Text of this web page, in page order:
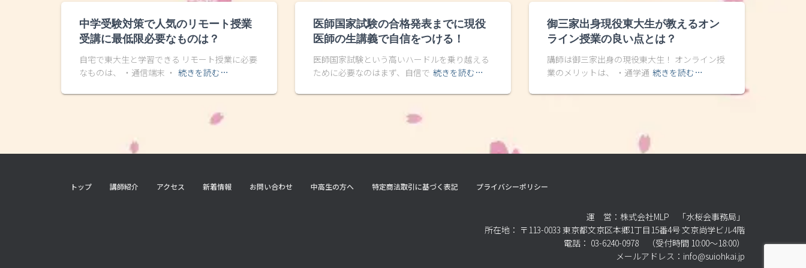
中学受験対策で人気のリモート授業
受講に最低限必要なものは？
自宅で東大生と学習できる リモート授業に必要
なものは、 ・通信端末 ・ 続きを読む…
医師国家試験の合格発表までに現役
医師の生講義で自信をつける！
医師国家試験という高いハードルを乗り越える
ために必要なのはまず、自信で 続きを読む…
御三家出身現役東大生が教えるオン
ライン授業の良い点とは？
講師は御三家出身の現役東大生！ オンライン授
業のメリットは、 ・通学通 続きを読む…
トップ 講師紹介 アクセス 新着情報 お問い合わせ 中高生の方へ 特定商法取引に基づく表記 プライバシーポリシー
運 営：株式会社MLP 「水桜会事務局」
所在地： 〒113-0033 東京都文京区本郷1丁目15番4号 文京尚学ビル4階
電話： 03-6240-0978 （受付時間 10:00～18:00）
メールアドレス：info@suiohkai.jp